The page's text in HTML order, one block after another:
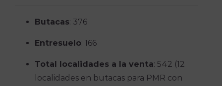
Butacas: 376
Entresuelo: 166
Total localidades a la venta: 542 (12
localidades en butacas para PMR con